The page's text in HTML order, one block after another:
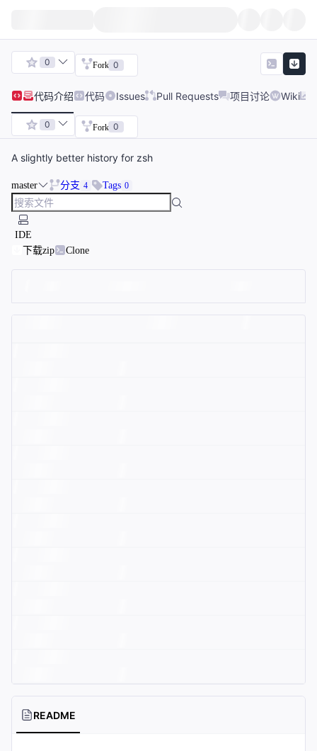
0 Fork 0
代码介绍 代码 Issues Pull Requests 项目讨论 Wiki
0 Fork 0
A slightly better history for zsh
master 分支 4 Tags 0
IDE
下载zip
Clone
README